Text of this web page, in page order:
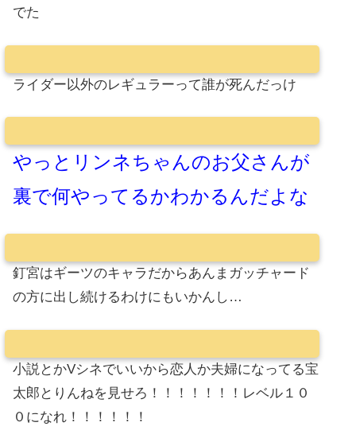
でた
ライダー以外のレギュラーって誰が死んだっけ
やっとリンネちゃんのお父さんが
裏で何やってるかわかるんだよな
釘宮はギーツのキャラだからあんまガッチャード
の方に出し続けるわけにもいかんし…
小説とかVシネでいいから恋人か夫婦になってる宝
太郎とりんねを見せろ！！！！！！！レベル１０
０になれ！！！！！！